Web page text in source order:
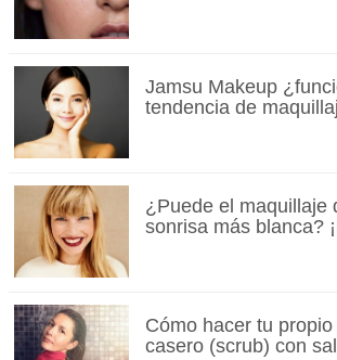
Jamsu Makeup
tendencia de
¿Puede el maquillaje
sonrisa más blanca?
Cómo hacer tu
casero (scrub) con